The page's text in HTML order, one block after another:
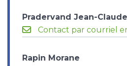
Pradervand Jean-
Contact par courriel
Rapin Morane